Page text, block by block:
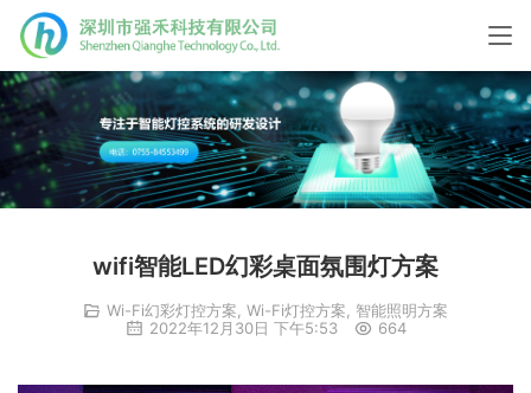
wifi智能LED幻彩桌面氛围灯方案
Wi-Fi幻彩灯控方案 Wi-Fi灯控方案
智能照明方案
2022年12月30日 下午5:53
664